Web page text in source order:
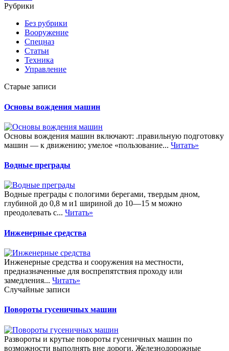
Рубрики
Без рубрики
Вооружение
Спецназ
Статьи
Техника
Управление
Старые записи
Основы вождения машин
Основы вождения машин включают: .правильную подготовку
машин — к движению; умелое «пользование... Читать»
Водные преграды
Водные преграды с пологими берегами, твердым дном,
глубиной до 0,8 м и1 шириной до 10—15 м можно
преодолевать с... Читать»
Инженерные средства
Инженерные средства и сооружения на местности,
предназначенные для воспрепятствия проходу или
замедления... Читать»
Случайные записи
Повороты гусеничных машин
Развороты и крутые повороты гусеничных машин по
возможности выполнять вне дороги. Железнодорожные